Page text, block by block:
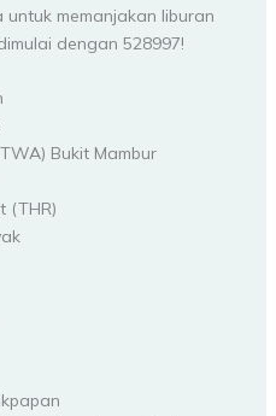
memanjakan liburan
dengan 528997!
Bukit Mambur
(THR)